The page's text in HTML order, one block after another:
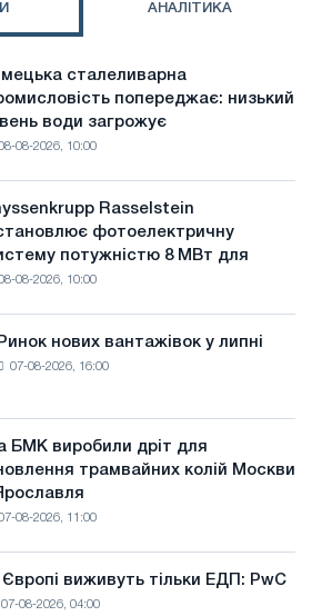
АНАЛІТИКА
сталеливарна
попереджає: низький
води загрожує
08-2026, 10:00
Rasselstein
фотоелектричну
потужністю 8 МВт для
08-2026, 10:00
Ринок нових вантажівок у липні
07-08-2026, 16:00
БМК виробили дріт для
трамвайних колій Москви
08-2026, 11:00
виживуть тільки ЕДП: PwC
07-08-2026, 04:00